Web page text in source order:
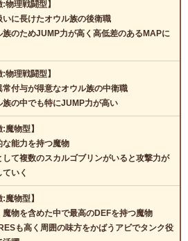
:物理戦闘型】
いに長けたオウル族の後衛職
族のためJUMP力が高く高低差のあるMAPに
:物理戦闘型】
常付与が得意なオウル族の中衛職
族の中でも特にJUMP力が高い
:魔物型】
な能力を持つ魔物
して複数のスカルゴブリンがいると攻撃力が
いく
:魔物型】
魔物を含めた中で最高のDEFを持つ魔物
も高く周囲の味方をかばうアビでタンク役